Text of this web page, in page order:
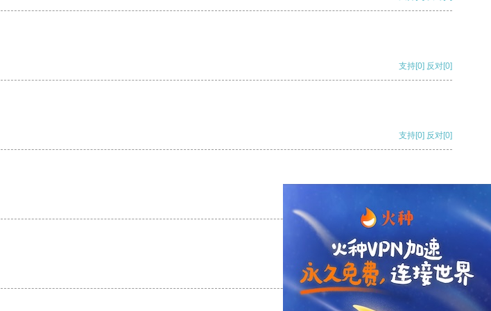
支持[0] 反对[0]
支持[0] 反对[0]
支持 [0] 反对[0]